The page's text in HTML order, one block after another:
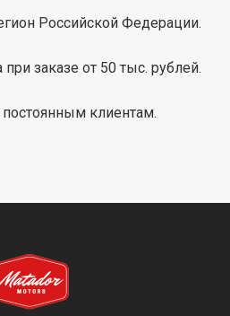
Российской Федерации.
заказе от 50 тыс. рублей.
клиентам.